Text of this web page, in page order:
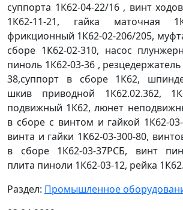
суппорта 1К62-04-22/16 , винт
1К62-11-21, гайка маточная
фрикционный 1К62-02-206/205,
сборе 1К62-02-310, насос
пиноль 1К62-03-36 ,
38,суппорт в сборе 1К62,
шкив приводной 1К62.02.362,
подвижный 1К62, люнет
в сборе с винтом и гайкой 1К62-
винта и гайки 1К62-03-300-80,
в сборе 1К62-03-37РСБ, винт
плита пиноли 1К62-03-12, рейка
Раздел: Промышленное